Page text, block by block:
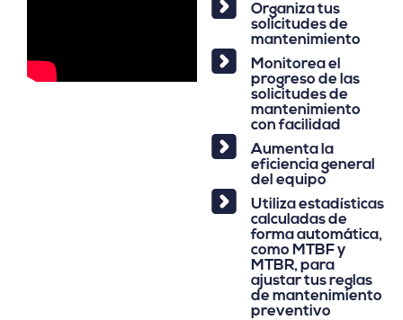
Organiza tus
solicitudes de
mantenimiento
Monitorea el
progreso de las
solicitudes de
mantenimiento
con facilidad
Aumenta la
eficiencia general
del equipo
Utiliza estadísticas
calculadas de
forma automática,
como MTBF y
MTBR, para
ajustar tus reglas
de mantenimiento
preventivo